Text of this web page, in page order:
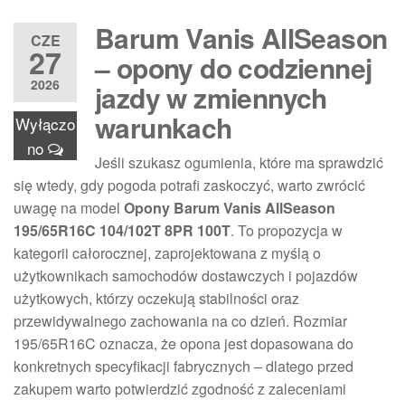
CZE
27
2026
Wyłączo
no
Barum Vanis AllSeason
– opony do codziennej
jazdy w zmiennych
warunkach
Jeśli szukasz ogumienia, które ma sprawdzić
się wtedy, gdy pogoda potrafi zaskoczyć, warto zwrócić
uwagę na model Opony Barum Vanis AllSeason
195/65R16C 104/102T 8PR 100T. To propozycja w
kategorii całorocznej, zaprojektowana z myślą o
użytkownikach samochodów dostawczych i pojazdów
użytkowych, którzy oczekują stabilności oraz
przewidywalnego zachowania na co dzień. Rozmiar
195/65R16C oznacza, że opona jest dopasowana do
konkretnych specyfikacji fabrycznych – dlatego przed
zakupem warto potwierdzić zgodność z zaleceniami